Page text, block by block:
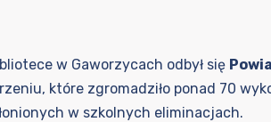
w Gaworzycach odbył się
które zgromadziło ponad 70
w szkolnych eliminacjach.